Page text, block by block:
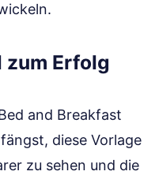
zum Erfolg
and Breakfast
diese Vorlage
zu sehen und die